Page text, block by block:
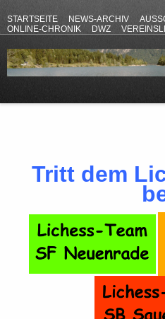
STARTSEITE NEWS-ARCHIV
ONLINE-CHRONIK
DWZ
Tritt dem